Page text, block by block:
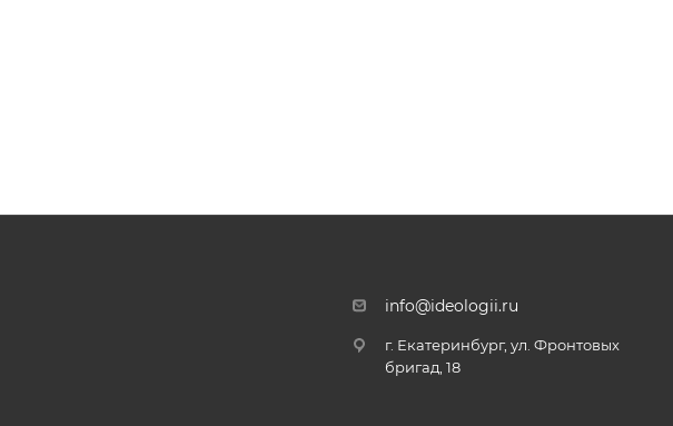
info@ideologii.ru
г. Екатеринбург, ул. Фронтовых
бригад, 18